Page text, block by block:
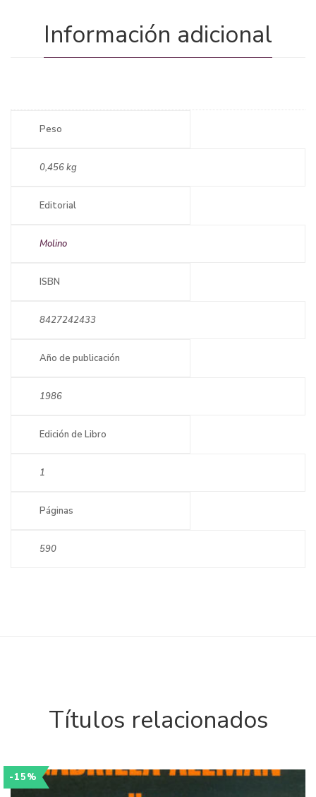
Información adicional
Peso
0,456 kg
Editorial
Molino
ISBN
8427242433
Año de publicación
1986
Edición de Libro
1
Páginas
590
Títulos relacionados
-15%